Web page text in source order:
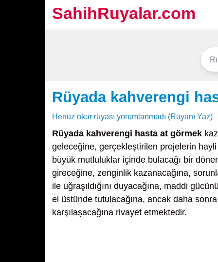
SahihRuyalar.com
Rüyada kahverengi
Henüz okur rüyası yorumlanmadı (Rüyanı Yaz)
Rüyada kahverengi hasta at görmek
geleceğine, gerçekleştirilen projelerin
büyük mutluluklar içinde bulacağı bir
gireceğine, zenginlik kazanacağına,
ile uğraşıldığını duyacağına, maddi
el üstünde tutulacağına, ancak daha
karşılaşacağına rivayet etmektedir.